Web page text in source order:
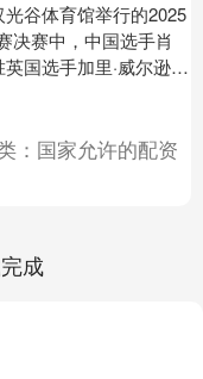
谷体育馆举行的2025
决赛中，中国选手肖
国选手加里·威尔逊，
冠军。这是肖国栋职
： 国家允许的配资
成